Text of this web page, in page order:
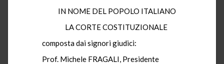
IN NOME DEL POPOLO ITALIANO
LA CORTE COSTITUZIONALE
composta dai signori giudici:
Prof. Michele FRAGALI, Presidente